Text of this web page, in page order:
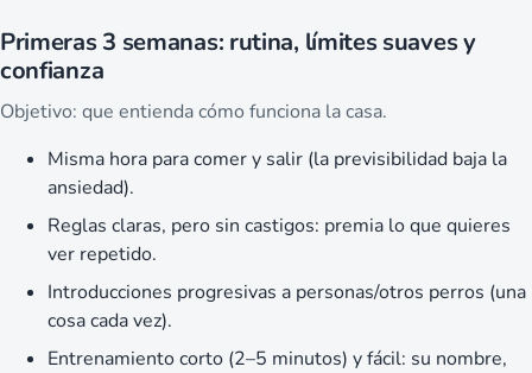
Primeras 3 semanas: rutina, límites suaves y
confianza
Objetivo: que entienda cómo funciona la casa.
Misma hora para comer y salir (la previsibilidad baja la
ansiedad).
Reglas claras, pero sin castigos: premia lo que quieres
ver repetido.
Introducciones progresivas a personas/otros perros (una
cosa cada vez).
Entrenamiento corto (2–5 minutos) y fácil: su nombre,